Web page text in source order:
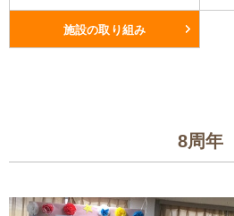
施設の取り組み
8周年